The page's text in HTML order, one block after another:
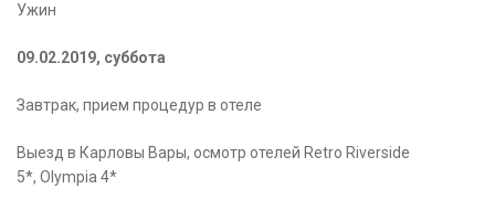
Ужин
09.02.2019, суббота
Завтрак, прием процедур в отеле
Выезд в Карловы Вары, осмотр отелей Retro Riverside
5*, Olympia 4*